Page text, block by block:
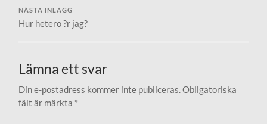
NÄSTA INLÄGG
Hur hetero ?r jag?
Lämna ett svar
Din e-postadress kommer inte publiceras. Obligatoriska
fält är märkta *